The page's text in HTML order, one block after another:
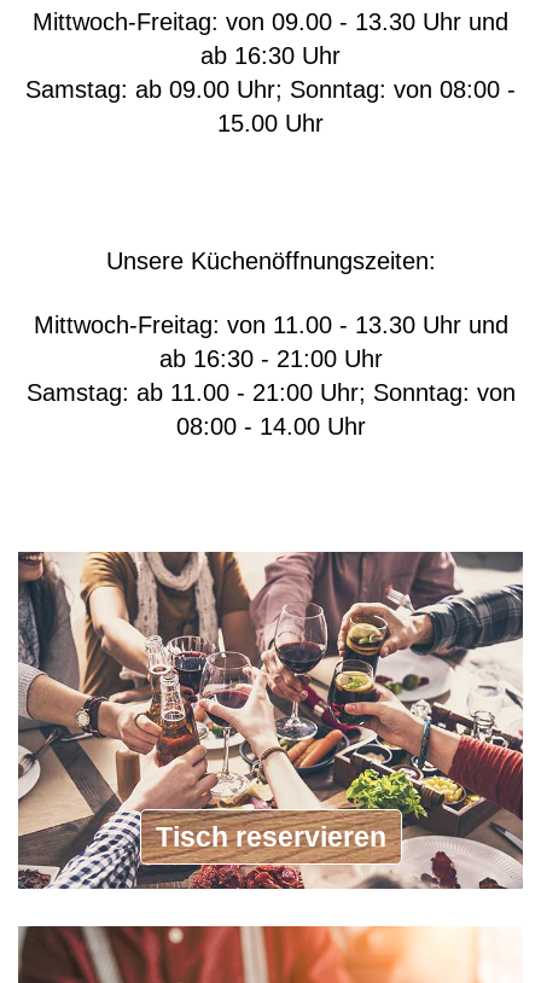
Mittwoch-Freitag: von 09.00 - 13.30 Uhr und
ab 16:30 Uhr
Samstag: ab 09.00 Uhr; Sonntag: von 08:00 -
15.00 Uhr
Unsere Küchenöffnungszeiten:
Mittwoch-Freitag: von 11.00 - 13.30 Uhr und
ab 16:30 - 21:00 Uhr
Samstag: ab 11.00 - 21:00 Uhr; Sonntag: von
08:00 - 14.00 Uhr
Tisch reservieren